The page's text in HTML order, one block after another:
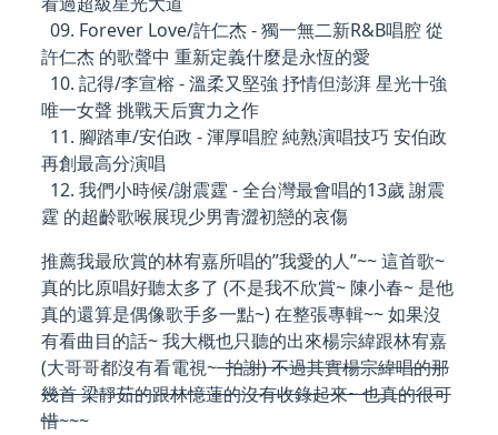
09. Forever Love/許仁杰 - 獨一無二新R&B唱腔 從
許仁杰 的歌聲中 重新定義什麼是永恆的愛
10. 記得/李宣榕 - 溫柔又堅強 抒情但澎湃 星光十強
唯一女聲 挑戰天后實力之作
11. 腳踏車/安伯政 - 渾厚唱腔 純熟演唱技巧 安伯政
再創最高分演唱
12. 我們小時候/謝震霆 - 全台灣最會唱的13歲 謝震
霆 的超齡歌喉展現少男青澀初戀的哀傷
推薦我最欣賞的林宥嘉所唱的”我愛的人”~~ 這首歌~
真的比原唱好聽太多了 (不是我不欣賞~ 陳小春~ 是他
真的還算是偶像歌手多一點~) 在整張專輯~~ 如果沒
有看曲目的話~ 我大概也只聽的出來楊宗緯跟林宥嘉
(大哥哥都沒有看電視~拍謝) 不過其實楊宗緯唱的那
幾首 梁靜茹的跟林憶蓮的沒有收錄起來~ 也真的很可
惜~~~